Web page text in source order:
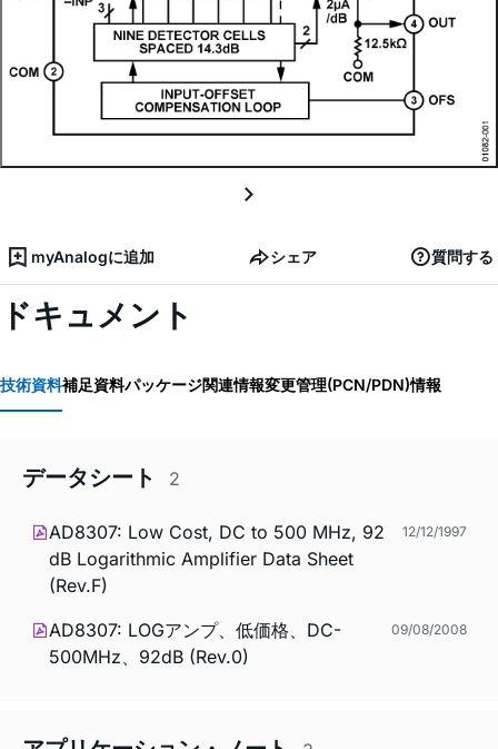
myAnalogに追加 シェア 質問する
ドキュメント
技術資料補足資料パッケージ関連情報変更管理(PCN/PDN)情報
データシート 2
AD8307: Low Cost, DC to 500 MHz, 92
dB Logarithmic Amplifier Data Sheet
(Rev.F)
12/12/1997
AD8307: LOGアンプ、低価格、DC-
500MHz、92dB (Rev.0)
09/08/2008